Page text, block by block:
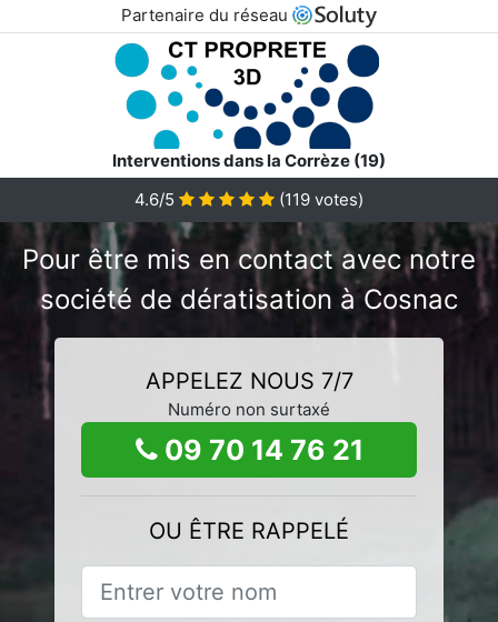
Partenaire du réseau
Interventions dans la Corrèze (19)
4.6/5
(119 votes)
Pour être mis en contact avec notre
société de dératisation à Cosnac
APPELEZ NOUS 7/7
Numéro non surtaxé
09 70 14 76 21
OU ÊTRE RAPPELÉ